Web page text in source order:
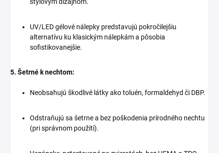
štýlovým dizajnom.
UV/LED gélové nálepky predstavujú pokročilejšiu
alternatívu ku klasickým nálepkám a pôsobia
sofistikovanejšie.
5. Šetrné k nechtom:
Neobsahujú škodlivé látky ako toluén, formaldehyd či DBP.
Odstraňujú sa šetrne a bez poškodenia prírodného nechtu
(pri správnom použití).